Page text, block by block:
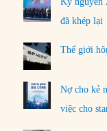
đã khép lại
Thế giới
Nợ cho kẻ
việc cho